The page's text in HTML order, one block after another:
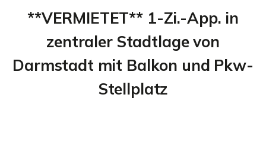
**VERMIETET** 1-Zi.-App. in
zentraler Stadtlage von
Darmstadt mit Balkon und Pkw-
Stellplatz